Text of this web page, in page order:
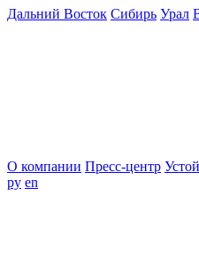
Дальний Восток Сибирь Урал
О компании Пресс-центр
ру en